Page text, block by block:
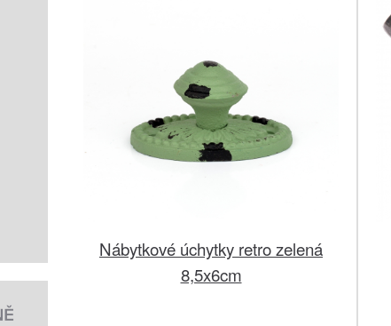
Nábytkové úchytky retro zelená
8,5x6cm